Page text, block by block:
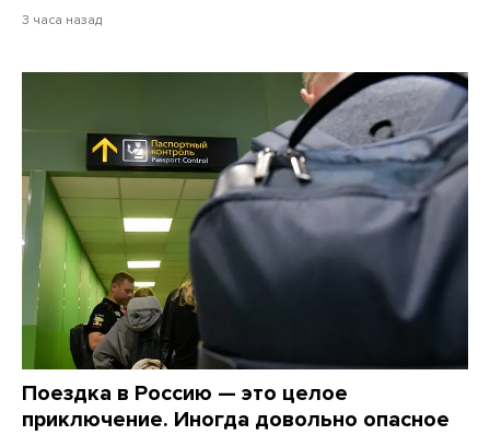
3 часа назад
Поездка в Россию — это целое
приключение. Иногда довольно опасное